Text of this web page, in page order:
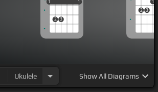
quería seguir,[B]
dejé de sentir
1
2 3
1
1 1
2 3
1
Ukulele ShowAll Diagrams